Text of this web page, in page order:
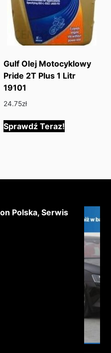
Gulf Olej Motocyklowy
Pride 2T Plus 1 Litr
19101
24.75zł
Sprawdź Teraz!
Polska, Serwis